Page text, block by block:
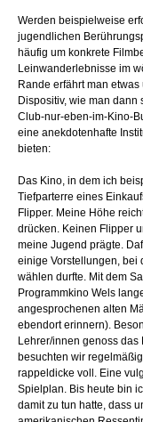
Werden beispielweise
jugendlichen
häufig um konkrete
Leinwanderlebnisse im
Rande erfährt man
Dispositiv, wie man
Club-nur-eben-im-Kino-
eine anekdotenhafte
bieten:
Das Kino, in dem ich
Tiefparterre eines
Flipper. Meine Höhe
drücken. Keinen Flipper
meine Jugend prägte.
einige Vorstellungen, bei
wählen durfte. Mit dem
Programmkino Wels
angesprochenen alten
ebendort erinnern).
Lehrer/innen genoss
besuchten wir
rappeldicke voll. Eine
Spielplan. Bis heute bin
damit zu tun hatte, dass